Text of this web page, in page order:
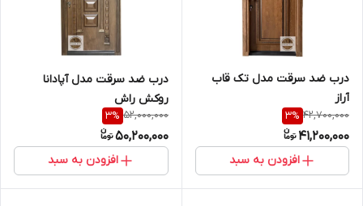
درب ضد سرقت مدل تک قاب
آراز
42,700,000
3%
41,200,000
افزودن به سبد
درب ضد سرقت مدل آپادانا
روکش راش
52,000,000
3%
50,200,000
افزودن به سبد